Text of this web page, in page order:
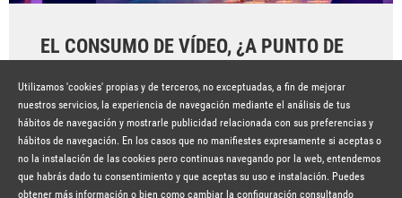
EL CONSUMO DE VÍDEO, ¿A PUNTO DE
SEGUIR LEYENDO Hace 7 años
© Copyright Lavinia 2026 – www.lavinia.tc
Utilizamos 'cookies' propias y de terceros, no exceptuadas, a fin de mejorar
nuestros servicios, la experiencia de navegación mediante el análisis de tus
hábitos de navegación y mostrarle publicidad relacionada con sus preferencias y
hábitos de navegación. En los casos que no manifiestes expresamente si aceptas o
no la instalación de las cookies pero continuas navegando por la web, entendemos
que habrás dado tu consentimiento y que aceptas su uso e instalación. Puedes
obtener más información o bien como cambiar la configuración consultando